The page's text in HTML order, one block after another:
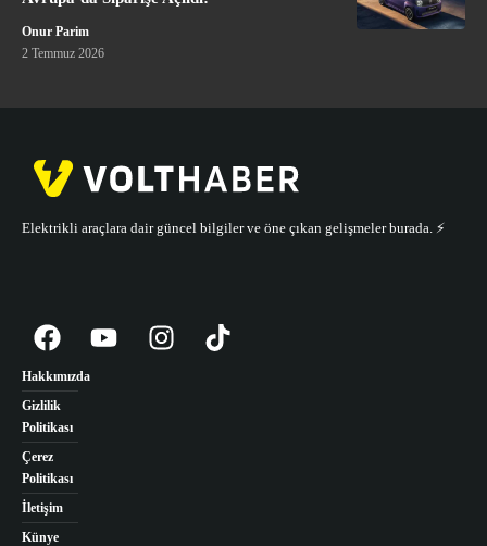
Onur Parim
2 Temmuz 2026
Elektrikli araçlara dair güncel bilgiler ve öne çıkan gelişmeler burada. ⚡️
Hakkımızda
Gizlilik
Politikası
Çerez
Politikası
İletişim
Künye